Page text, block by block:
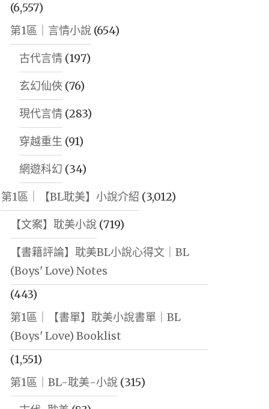
(6,557)
第1區｜言情小說(654)
古代言情(197)
玄幻仙俠 (76)
現代言情(283)
穿越重生 (91)
網遊科幻 (34)
第1區｜【BL耽美】小說介紹 (3,012)
【文案】耽美小說(719)
【書籍評論】耽美BL小說心得文｜BL
(Boys' Love) Notes
(443)
第1區｜【書單】耽美小說書單｜BL
(Boys' Love) Booklist
(1,551)
第1區｜BL-耽美-小說(315)